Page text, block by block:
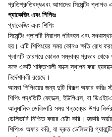
প্রতিশ্রুতিবদ্ধএবং আমাদের সিমেন্টিং
প্যাকেজিং এবং শিপিংঃ
প্যাকেজিং এবং শিপিং
সিমেন্টিং প্লাগটি নিরাপদ পরিবহন এবং
হয়। এটি শিপিংয়ের সময় কোনও ক্ষতি রোধ
প্লাগটি তারপরে কোনও সম্ভাব্য প্রভাব
সঙ্গে একটি শক্তিশালী বাক্সে স্থাপন করা
নির্দেশাবলী রয়েছে।
আমরা শিপিংয়ের জন্য দুটি বিকল্প অফার করিঃ
শিপিং পদ্ধতিটি ফেডেক্স, ইউপিএস, বা
আনুমানিক ডেলিভারি সময় গন্তব্যের উপর
ডেলিভারি নিশ্চিত করার চেষ্টা করি। জরুরি
শিপিংও অফার করি, যা দ্রুত ডেলিভারি